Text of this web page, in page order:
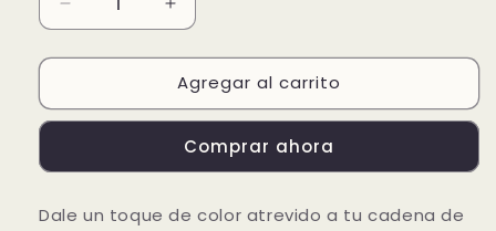
Reducir
cantidad
para
Doble
Morado
ME
Aumentar
cantidad
para
Link
Doble
Morado
Pandora
ME
Agregar al carrito
Comprar ahora
Dale un toque de color atrevido a tu cadena de